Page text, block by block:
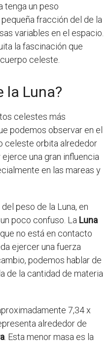
tenga un peso
fracción del de la
variables en el espacio.
la fascinación que
celeste.
la Luna?
celestes más
podemos observar en el
celeste orbita alrededor
ejerce una gran influencia
en las mareas y
peso de la Luna, en
poco confuso. La Luna
no está en contacto
ejercer una fuerza
podemos hablar de
de la cantidad de materia
7,34 x
alrededor de
. Esta menor masa es la